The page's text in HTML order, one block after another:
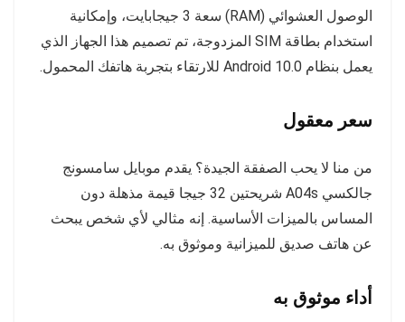
الوصول العشوائي (RAM) سعة 3 جيجابايت، وإمكانية
استخدام بطاقة SIM المزدوجة، تم تصميم هذا الجهاز الذي
يعمل بنظام Android 10.0 للارتقاء بتجربة هاتفك المحمول.
سعر معقول
من منا لا يحب الصفقة الجيدة؟ يقدم موبايل سامسونج
جالكسي A04s شريحتين 32 جيجا قيمة مذهلة دون
المساس بالميزات الأساسية. إنه مثالي لأي شخص يبحث
عن هاتف صديق للميزانية وموثوق به.
أداء موثوق به